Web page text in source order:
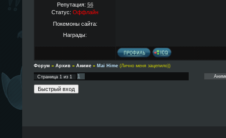
Репутация: 56
Статус: Оффлайн
Покемоны сайта:
Награды:
Форум » Архив » Аниме » Mai Hime (Лично меня зацепило))
Страница 1из 1 1